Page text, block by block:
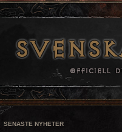
SENASTE NYHETER